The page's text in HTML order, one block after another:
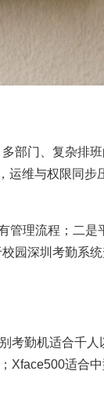
部门、复杂排班
运维与权限同步
管理流程；二是
园深圳考勤系
考勤机适合千人
Xface500适合